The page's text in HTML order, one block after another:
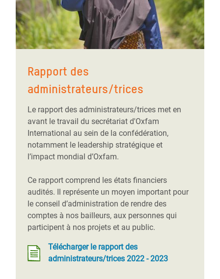
Rapport des
administrateurs/trices
Le rapport des administrateurs/trices met en
avant le travail du secrétariat d'Oxfam
International au sein de la confédération,
notamment le leadership stratégique et
l’impact mondial d’Oxfam.
Ce rapport comprend les états financiers
audités. Il représente un moyen important pour
le conseil d’administration de rendre des
comptes à nos bailleurs, aux personnes qui
participent à nos projets et au public.
Télécharger le rapport des
administrateurs/trices 2022 - 2023